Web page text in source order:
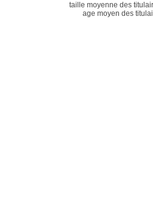
taille moyenne des
age moyen des